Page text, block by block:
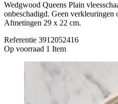
Wedgwood Queens Plain
onbeschadigd. Geen verkleuringen
Afmetingen 29 x 22 cm.
Referentie 3912052416
Op voorraad 1 Item